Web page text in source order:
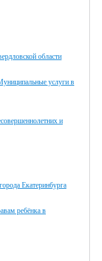
области
услуги в
и
Екатеринбурга
ребёнка в